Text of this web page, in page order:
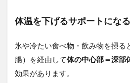
体温を下げるサポートになる
氷や冷たい食べ物・飲み物を摂る
腸）を経由して体の中心部＝深部
効果があります。